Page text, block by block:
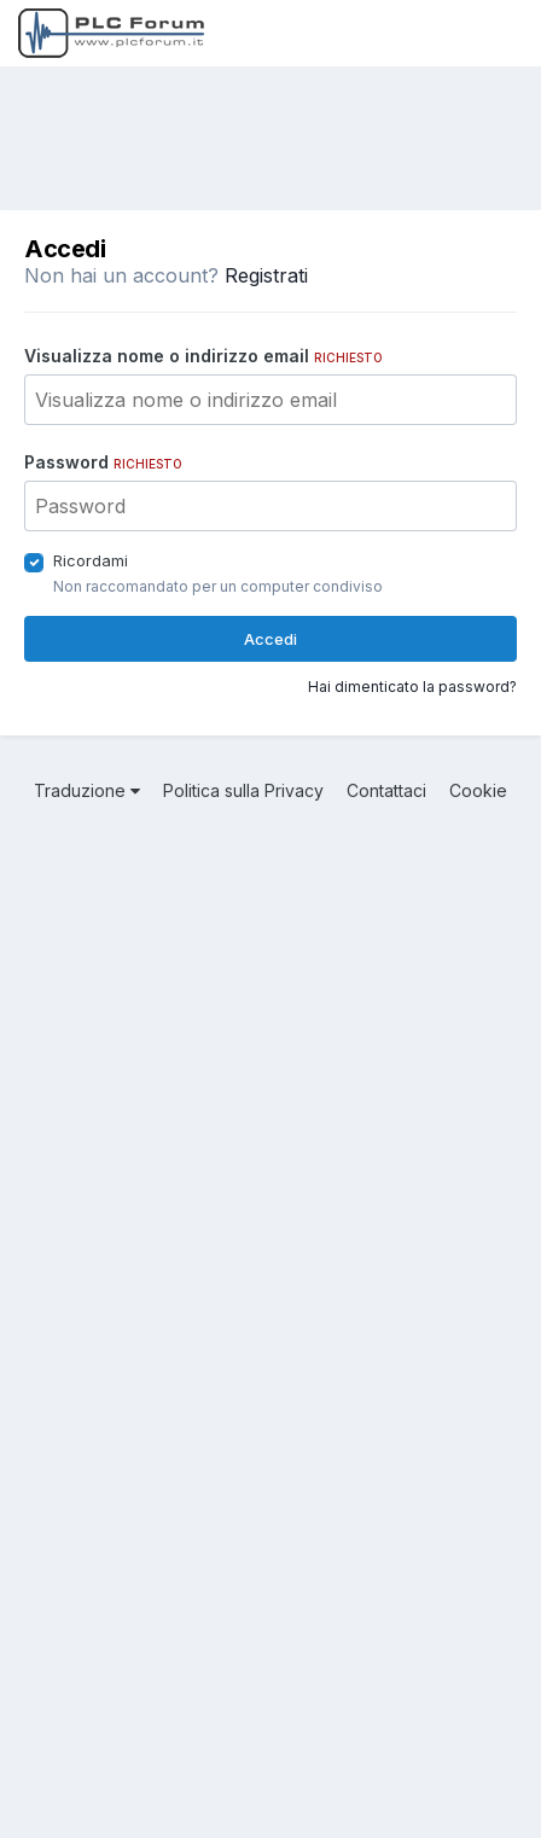
Accedi
Non hai un account? Registrati
Visualizza nome o indirizzo email RICHIESTO
Password RICHIESTO
Ricordami
Non raccomandato per un computer condiviso
Accedi
Hai dimenticato la password?
Traduzione Politica sulla Privacy Contattaci Cookie